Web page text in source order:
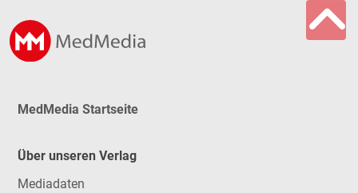
MedMedia Startseite
Über unseren Verlag
Mediadaten